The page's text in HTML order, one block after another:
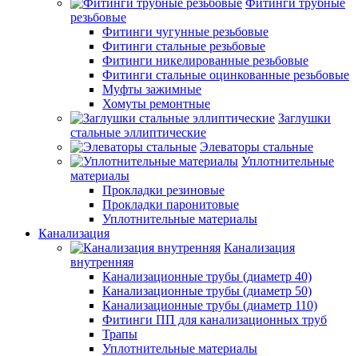
Фитинги трубные
резьбовые
Фитинги чугунные резьбовые
Фитинги стальные резьбовые
Фитинги никелированные резьбовые
Фитинги стальные оцинкованные резьбовые
Муфты зажимные
Хомуты ремонтные
Заглушки
стальные эллиптические
Элеваторы стальные
Уплотнительные
материалы
Прокладки резиновые
Прокладки паронитовые
Уплотнительные материалы
Канализация
Канализация
внутренняя
Канализационные трубы (диаметр 40)
Канализационные трубы (диаметр 50)
Канализационные трубы (диаметр 110)
Фитинги ПП для канализационных труб
Трапы
Уплотнительные материалы